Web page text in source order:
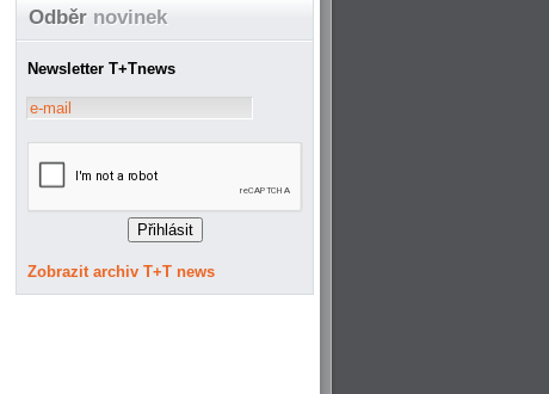
Odběr novinek
Newsletter T+Tnews
Zobrazit archiv T+T news